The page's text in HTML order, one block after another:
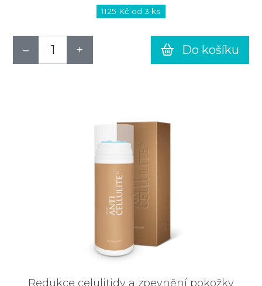
1125 Kč od 3 ks
Do košíku
Redukce celulitidy a zpevnění pokožky